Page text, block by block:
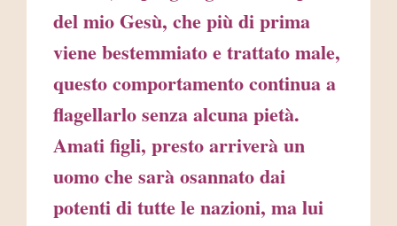
del mio Gesù, che più di prima
viene bestemmiato e trattato male,
questo comportamento continua a
flagellarlo senza alcuna pietà.
Amati figli, presto arriverà un
uomo che sarà osannato dai
potenti di tutte le nazioni, ma lui